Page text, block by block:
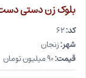
بلوک زن دستی
کد:۶۲
شهر:زنجان
قیمت:۹۰ میلیون تومان